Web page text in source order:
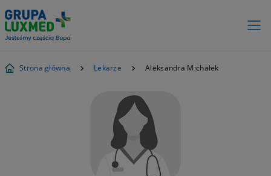
Strona główna Lekarze Aleksandra Michałek